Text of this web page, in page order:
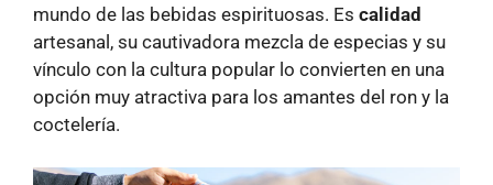
mundo de las bebidas espirituosas. Es calidad
artesanal, su cautivadora mezcla de especias y su
vínculo con la cultura popular lo convierten en una
opción muy atractiva para los amantes del ron y la
coctelería.